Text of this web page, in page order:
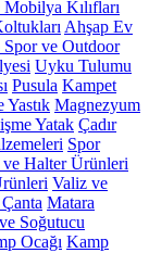
Kılıfları
Ahşap Ev
ve Outdoor
Uyku Tulumu
Pusula Kampet
Yastık Magnezyum
Yatak Çadır
Spor
ve Halter Ürünleri
Valiz ve
Matara
Soğutucu
Ocağı Kamp